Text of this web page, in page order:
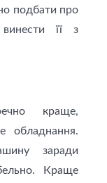
подбати про
її з
краще,
обладнання.
заради
Краще